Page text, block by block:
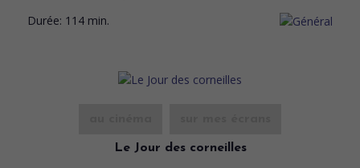
Durée: 114 min.
Le Jour des corneilles